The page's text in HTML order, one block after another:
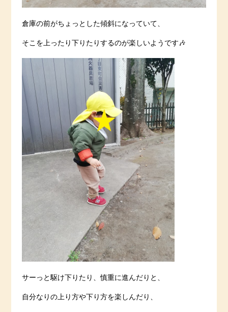
倉庫の前がちょっとした傾斜になっていて、
そこを上ったり下りたりするのが楽しいようです🎶
サーっと駆け下りたり、慎重に進んだりと、
自分なりの上り方や下り方を楽しんだり、